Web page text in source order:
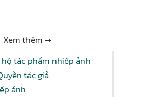
Xem thêm →
tác phẩm nhiếp ảnh
tác giả
ảnh